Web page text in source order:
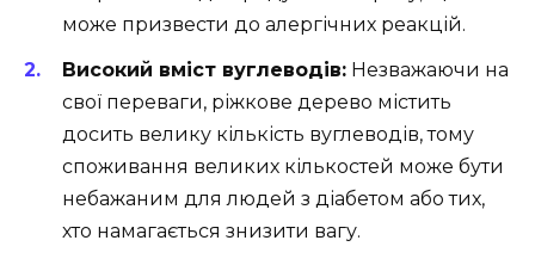
може призвести до алергічних реакцій.
Високий вміст вуглеводів: Незважаючи на
свої переваги, ріжкове дерево містить
досить велику кількість вуглеводів, тому
споживання великих кількостей може бути
небажаним для людей з діабетом або тих,
хто намагається знизити вагу.